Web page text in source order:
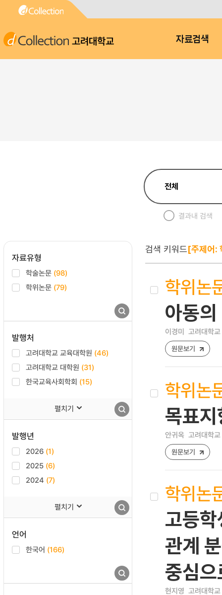
고려대학교 자료검색
결과내 검색
자료유형
학술논문 (98)
학위논문 (79)
발행처
고려대학교 교육대학원 (46)
고려대학교 대학원 (31)
한국교육사회학회 (15)
펼치기
발행년
2026 (1)
2025 (6)
2024 (7)
펼치기
언어
한국어 (166)
검색 키워드[주제어:
학위논
아동
이경미 고려대학
원문보기
학위논
목표
안귀옥 고려대학
원문보기
학위논
고등
관계
중심으
현지영 고려대학